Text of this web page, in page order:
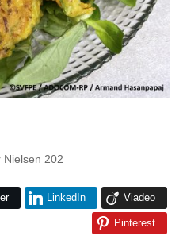
Nielsen 202
LinkedIn Viadeo
Pinterest